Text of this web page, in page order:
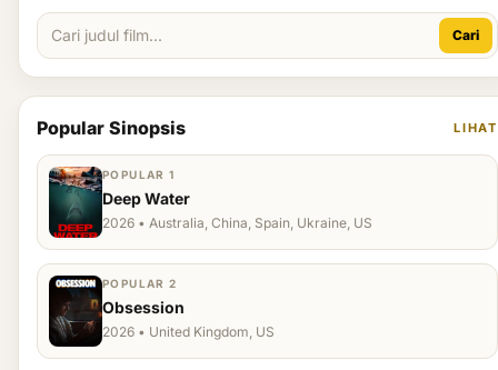
Cari
Popular Sinopsis LIHAT
POPULAR 1
Deep Water
2026 • Australia, China, Spain, Ukraine, US
POPULAR 2
Obsession
2026 • United Kingdom, US